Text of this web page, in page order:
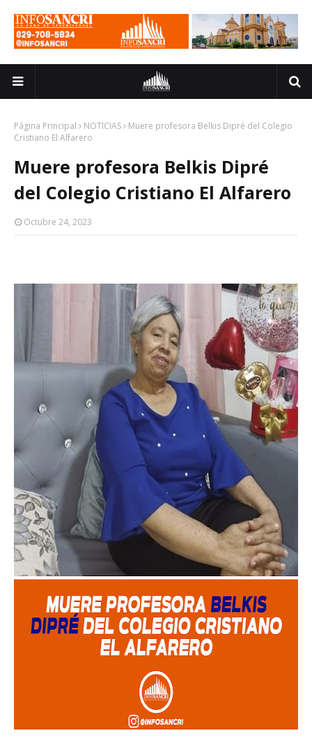
Página Principal NOTICIAS
Muere profesora Belkis Dipré del Colegio
Cristiano El Alfarero
Muere profesora Belkis Dipré
del Colegio Cristiano El Alfarero
Octubre 24, 2023